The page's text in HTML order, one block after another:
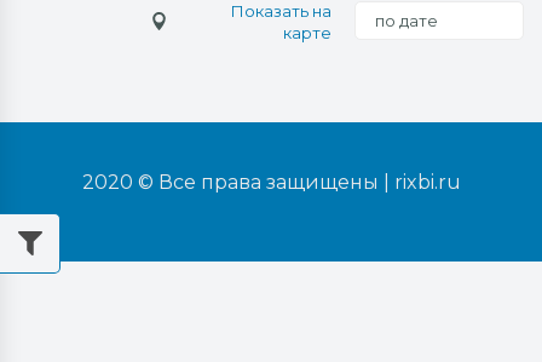
Показать на
карте
по дате
2020 © Все права защищены | rixbi.ru